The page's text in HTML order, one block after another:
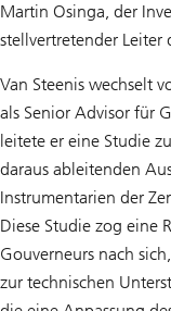
Martin Osinga, der
stellvertretender Leiter
Van Steenis wechselt
als Senior Advisor für
leitete er eine Studie
daraus ableitenden
Instrumentarien der
Diese Studie zog eine
Gouverneurs nach
zur technischen